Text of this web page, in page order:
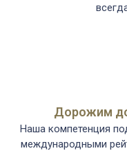
Дорожим
Наша компетенция
международными